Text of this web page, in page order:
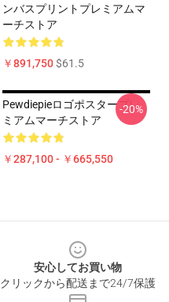
ンバスプリントプレミアムマ
ーチストア
￥891,750$61.5
Pewdiepieロゴポスタープレ
ミアムマーチストア
￥287,100 - ￥665,550
-20%
安心してお買い物
クリックから配送まで24/7保護